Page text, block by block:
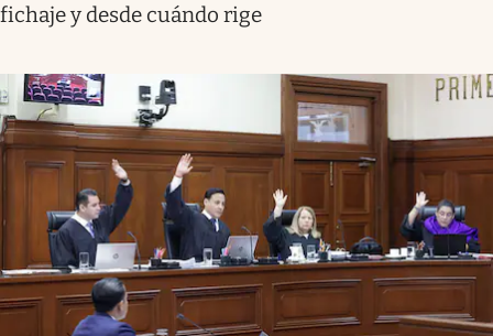
fichaje y desde cuándo rige